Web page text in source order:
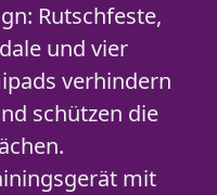
Rutschfeste,
und vier
verhindern
schützen die
mit